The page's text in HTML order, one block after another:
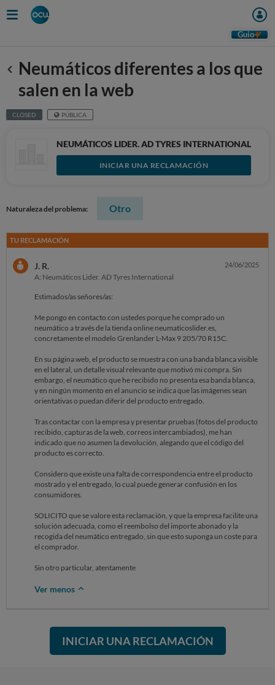
Guio
Anterior
Neumáticos diferentes a los que
salen en la web
CLOSED PÚBLICA
NEUMÁTICOS LIDER. AD TYRES INTERNATIONAL
INICIAR UNA RECLAMACIÓN
Naturaleza del problema: Otro
TU RECLAMACIÓN
J. R.
A: Neumáticos Lider. AD Tyres International
24/06/2025
Estimados/as señores/as:
Me pongo en contacto con ustedes porque he comprado un
neumático a través de la tienda online neumaticoslider.es,
concretamente el modelo Grenlander L-Max 9 205/70 R15C.
En su página web, el producto se muestra con una banda blanca visible
en el lateral, un detalle visual relevante que motivó mi compra. Sin
embargo, el neumático que he recibido no presenta esa banda blanca,
y en ningún momento en el anuncio se indica que las imágenes sean
orientativas o puedan diferir del producto entregado.
Tras contactar con la empresa y presentar pruebas (fotos del producto
recibido, capturas de la web, correos intercambiados), me han
indicado que no asumen la devolución, alegando que el código del
producto es correcto.
Considero que existe una falta de correspondencia entre el producto
mostrado y el entregado, lo cual puede generar confusión en los
consumidores.
SOLICITO que se valore esta reclamación, y que la empresa facilite una
solución adecuada, como el reembolso del importe abonado y la
recogida del neumático entregado, sin que esto suponga un coste para
el comprador.
Sin otro particular, atentamente
Ver menos
INICIAR UNA RECLAMACIÓN